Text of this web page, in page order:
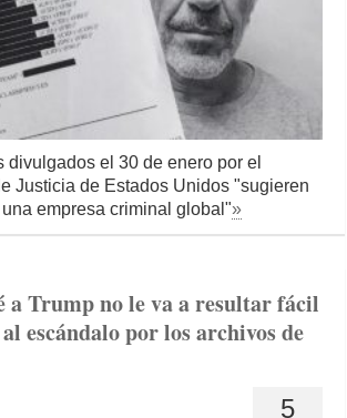
divulgados el 30 de enero por el
Justicia de Estados Unidos "sugieren
empresa criminal global"»
a Trump no le va a resultar fácil
escándalo por los archivos de
5